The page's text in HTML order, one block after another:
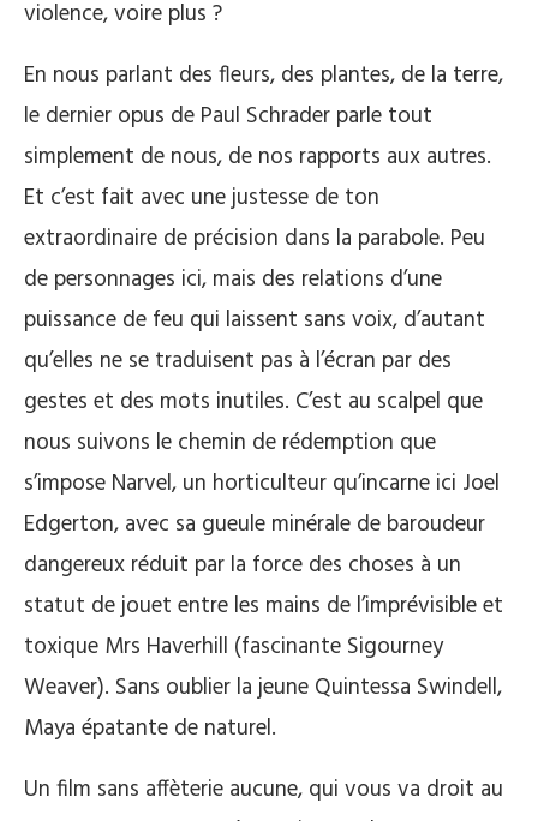
violence, voire plus ?
En nous parlant des fleurs, des plantes, de la terre,
le dernier opus de Paul Schrader parle tout
simplement de nous, de nos rapports aux autres.
Et c’est fait avec une justesse de ton
extraordinaire de précision dans la parabole. Peu
de personnages ici, mais des relations d’une
puissance de feu qui laissent sans voix, d’autant
qu’elles ne se traduisent pas à l’écran par des
gestes et des mots inutiles. C’est au scalpel que
nous suivons le chemin de rédemption que
s’impose Narvel, un horticulteur qu’incarne ici Joel
Edgerton, avec sa gueule minérale de baroudeur
dangereux réduit par la force des choses à un
statut de jouet entre les mains de l’imprévisible et
toxique Mrs Haverhill (fascinante Sigourney
Weaver). Sans oublier la jeune Quintessa Swindell,
Maya épatante de naturel.
Un film sans affèterie aucune, qui vous va droit au